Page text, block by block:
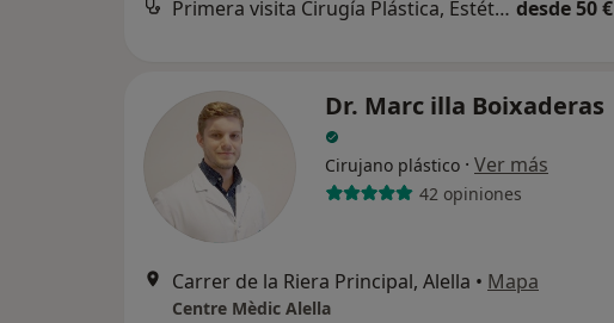
Primera visita Cirugía Plástica, Estética y Reparadora desde 50 €
Dr. Marc illa Boixaderas
Cirujano plástico · Ver más
42 opiniones
Carrer de la Riera Principal, Alella • Mapa
Centre Mèdic Alella